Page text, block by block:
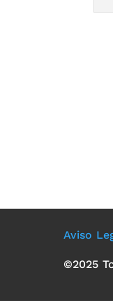
Aviso
©2025